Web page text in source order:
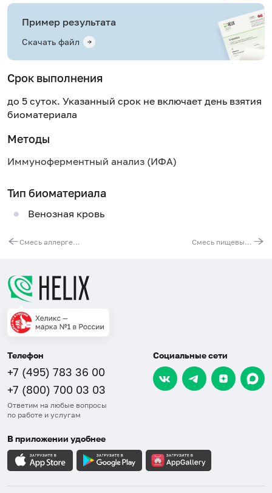
Пример результата
Скачать файл
Срок выполнения
до 5 суток. Указанный срок не включает день взятия
биоматериала
Методы
Иммуноферментный анализ (ИФА)
Тип биоматериала
Венозная кровь
Смесь аллергенов деревьев № 5 (IgE): ольха, лещина обыкновенная, вяз, ива белая, тополь Смесь пищевых аллергенов fm11(IgE): пшеничная мука, овсяная мука, кукурузная мука, семена кунжута, гречневая мука
Телефон
+7 (495) 783 36 00
+7 (800) 700 03 03
Ответим на любые вопросы
по работе и услугам
Социальные сети
В приложении удобнее